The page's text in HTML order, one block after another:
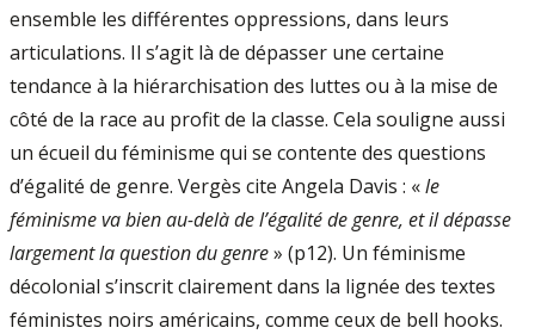
ensemble les différentes oppressions, dans leurs
articulations. Il s’agit là de dépasser une certaine
tendance à la hiérarchisation des luttes ou à la mise de
côté de la race au profit de la classe. Cela souligne aussi
un écueil du féminisme qui se contente des questions
d’égalité de genre. Vergès cite Angela Davis : «le
féminisme va bien au-delà de l’égalité de genre, et il dépasse
largement la question du genre» (p12). Un féminisme
décolonial s’inscrit clairement dans la lignée des textes
féministes noirs américains, comme ceux de bell hooks.